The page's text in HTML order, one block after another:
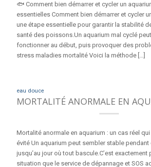
🐟 Comment bien démarrer et cycler un
essentielles Comment bien démarrer et cycler
une étape essentielle pour garantir la stabilité
santé des poissons.Un aquarium mal cyclé
fonctionner au début, puis provoquer des
stress maladies mortalité Voici la méthode […]
eau douce
MORTALITÉ ANORMALE EN
Mortalité anormale en aquarium : un cas réel
évité Un aquarium peut sembler stable
jusqu’au jour où tout bascule.C’est exactement
situation que le service de dépannage et SOS